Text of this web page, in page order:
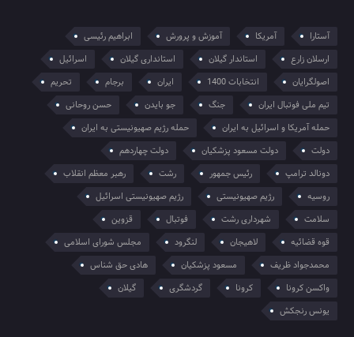
آستارا آمریکا آموزش و پرورش
ابراهیم رئیسی
ارسلان زارع
استاندار گیلان استانداری گیلان
اسرائیل
اصولگرایان
انتخابات 1400 ایران برجام
تحریم
تیم ملی فوتبال ایران
جنگ جو بایدن
حسن روحانی
حمله آمریکا و اسرائیل به ایران
حمله رژیم صهیونیستی به ایران
دولت
دولت مسعود پزشکیان
دولت چهاردهم
دونالد ترامپ
رئیس جمهور رشت
رهبر معظم انقلاب
روسیه
رژیم صهیونیستی
رژیم صهیونیستی اسرائیل
سلامت
شهرداری رشت فوتبال
قزوین
قوه قضائیه
لاهیجان لنگرود
مجلس شورای اسلامی
محمدجواد ظریف
مسعود پزشکیان
هادی حق شناس
واکسن کرونا
کرونا گردشگری
گیلان
یونس رنجکش